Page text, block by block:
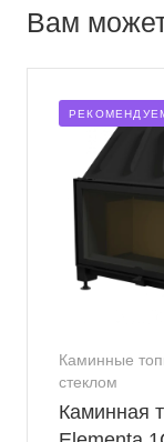
Вам
Каминные
стеклом
Каминная